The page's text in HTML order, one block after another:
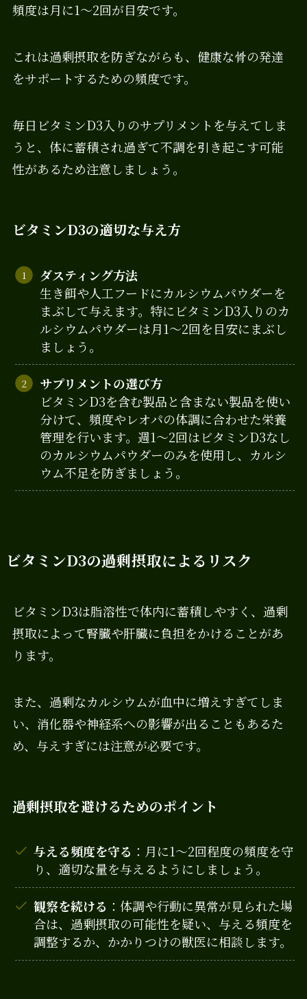
頻度は月に1～2回が目安です。
これは過剰摂取を防ぎながらも、健康な骨の発達
をサポートするための頻度です。
毎日ビタミンD3入りのサプリメントを与えてしま
うと、体に蓄積され過ぎて不調を引き起こす可能
性があるため注意しましょう。
ビタミンD3の適切な与え方
ダスティング方法
生き餌や人工フードにカルシウムパウダーを
まぶして与えます。特にビタミンD3入りのカ
ルシウムパウダーは月1～2回を目安にまぶし
ましょう。
サプリメントの選び方
ビタミンD3を含む製品と含まない製品を使い
分けて、頻度やレオパの体調に合わせた栄養
管理を行います。週1～2回はビタミンD3なし
のカルシウムパウダーのみを使用し、カルシ
ウム不足を防ぎましょう。
ビタミンD3の過剰摂取によるリスク
ビタミンD3は脂溶性で体内に蓄積しやすく、過剰
摂取によって腎臓や肝臓に負担をかけることがあ
ります。
また、過剰なカルシウムが血中に増えすぎてしま
い、消化器や神経系への影響が出ることもあるた
め、与えすぎには注意が必要です。
過剰摂取を避けるためのポイント
与える頻度を守る ：月に1～2回程度の頻度を守
り、適切な量を与えるようにしましょう。
観察を続ける ：体調や行動に異常が見られた場
合は、過剰摂取の可能性を疑い、与える頻度を
調整するか、かかりつけの獣医に相談します。